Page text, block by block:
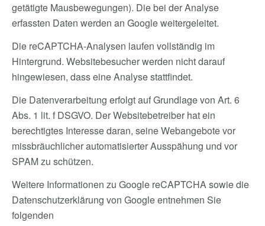
getätigte Mausbewegungen). Die bei der Analyse
erfassten Daten werden an Google weitergeleitet.
Die reCAPTCHA-Analysen laufen vollständig im
Hintergrund. Websitebesucher werden nicht darauf
hingewiesen, dass eine Analyse stattfindet.
Die Datenverarbeitung erfolgt auf Grundlage von Art. 6
Abs. 1 lit. f DSGVO. Der Websitebetreiber hat ein
berechtigtes Interesse daran, seine Webangebote vor
missbräuchlicher automatisierter Ausspähung und vor
SPAM zu schützen.
Weitere Informationen zu Google reCAPTCHA sowie die
Datenschutzerklärung von Google entnehmen Sie
folgenden